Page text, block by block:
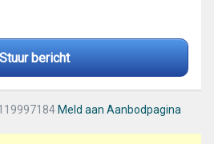
Stuur bericht
Meld aan Aanbodpagina